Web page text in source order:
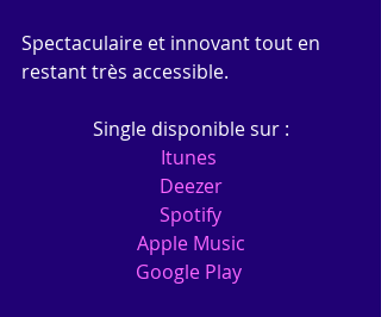
Spectaculaire et innovant tout en
restant très accessible.
Single disponible sur :
Itunes
Deezer
Spotify
Apple Music
Google Play